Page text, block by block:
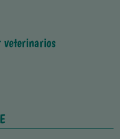
veterinarios